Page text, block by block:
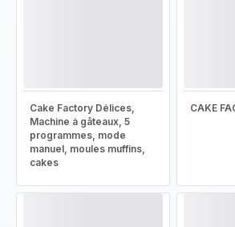
Cake Factory Délices,
Machine à gâteaux, 5
programmes, mode
manuel, moules muffins,
cakes
CAKE